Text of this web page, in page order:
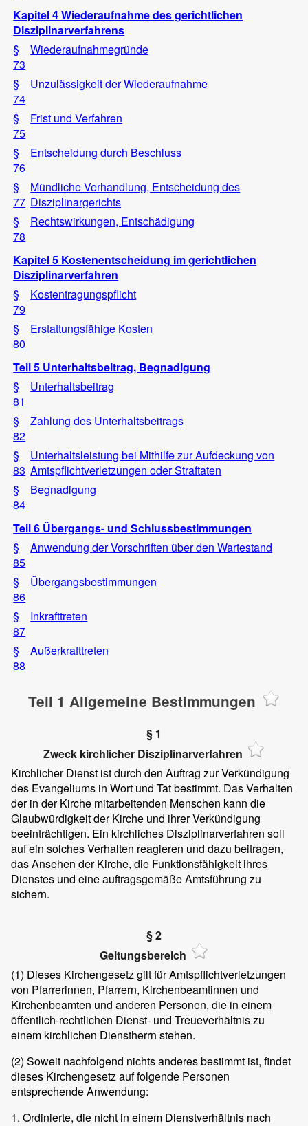
Kapitel 4 Wiederaufnahme des gerichtlichen
Disziplinarverfahrens
§
73
Wiederaufnahmegründe
§
74
Unzulässigkeit der Wiederaufnahme
§
75
Frist und Verfahren
§
76
Entscheidung durch Beschluss
§
77
Mündliche Verhandlung, Entscheidung des
Disziplinargerichts
§
78
Rechtswirkungen, Entschädigung
Kapitel 5 Kostenentscheidung im gerichtlichen
Disziplinarverfahren
§
79
Kostentragungspflicht
§
80
Erstattungsfähige Kosten
Teil 5 Unterhaltsbeitrag, Begnadigung
§
81
Unterhaltsbeitrag
§
82
Zahlung des Unterhaltsbeitrags
§
83
Unterhaltsleistung bei Mithilfe zur Aufdeckung von
Amtspflichtverletzungen oder Straftaten
§
84
Begnadigung
Teil 6 Übergangs- und Schlussbestimmungen
§
85
Anwendung der Vorschriften über den Wartestand
§
86
Übergangsbestimmungen
§
87
Inkrafttreten
§
88
Außerkrafttreten
Teil 1 Allgemeine Bestimmungen
§ 1
Zweck kirchlicher Disziplinarverfahren
Kirchlicher Dienst ist durch den Auftrag zur Verkündigung
des Evangeliums in Wort und Tat bestimmt. Das Verhalten
der in der Kirche mitarbeitenden Menschen kann die
Glaubwürdigkeit der Kirche und ihrer Verkündigung
beeinträchtigen. Ein kirchliches Disziplinarverfahren soll
auf ein solches Verhalten reagieren und dazu beitragen,
das Ansehen der Kirche, die Funktionsfähigkeit ihres
Dienstes und eine auftragsgemäße Amtsführung zu
sichern.
§ 2
Geltungsbereich
(1) Dieses Kirchengesetz gilt für Amtspflichtverletzungen
von Pfarrerinnen, Pfarrern, Kirchenbeamtinnen und
Kirchenbeamten und anderen Personen, die in einem
öffentlich-rechtlichen Dienst- und Treueverhältnis zu
einem kirchlichen Dienstherrn stehen.
(2) Soweit nachfolgend nichts anderes bestimmt ist, findet
dieses Kirchengesetz auf folgende Personen
entsprechende Anwendung:
1. Ordinierte, die nicht in einem Dienstverhältnis nach